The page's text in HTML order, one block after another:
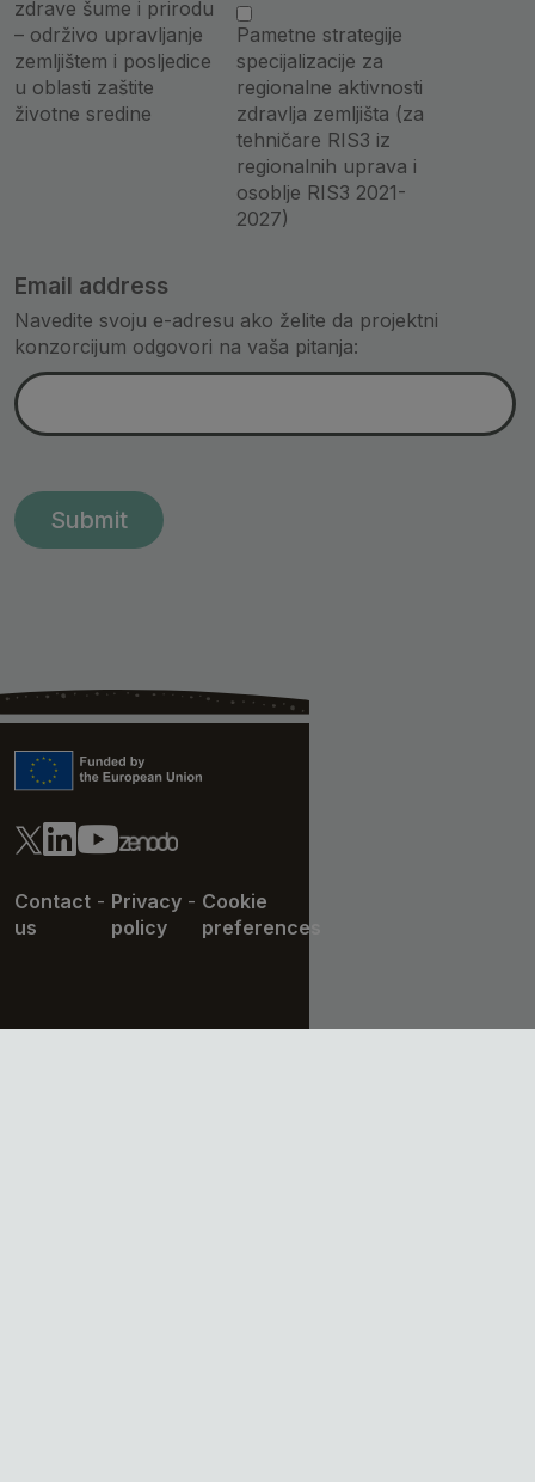
zdrave šume i prirodu
– održivo upravljanje
zemljištem i posljedice
u oblasti zaštite
životne sredine
Pametne strategije
specijalizacije za
regionalne aktivnosti
zdravlja zemljišta (za
tehničare RIS3 iz
regionalnih uprava i
osoblje RIS3 2021-
2027)
Email address
Navedite svoju e-adresu ako želite da projektni
konzorcijum odgovori na vaša pitanja:
Contact
us
- Privacy
policy
- Cookie
preferences